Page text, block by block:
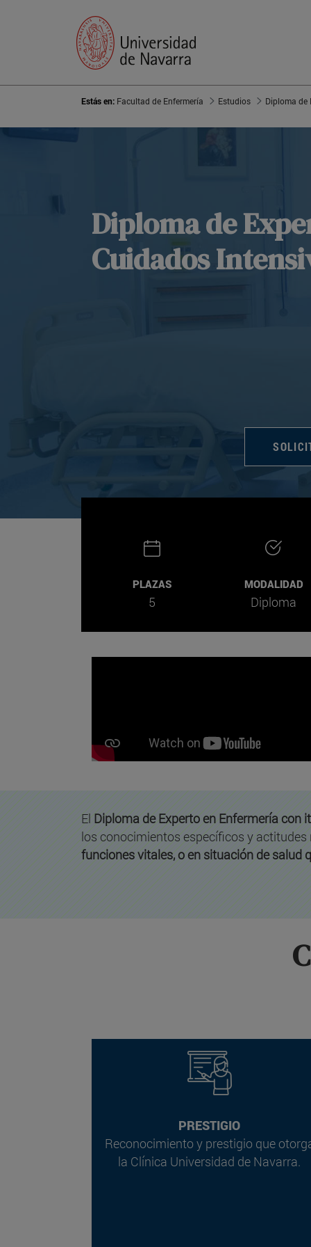
Estás en: Facultad de Enfermería Estudios Diploma de
Diploma de
Cuidados
PLAZAS
5
MODALIDAD
Diploma
El Diploma de Experto en Enfermería con
los conocimientos específicos y
funciones vitales, o en situación de salud
PRESTIGIO
Reconocimiento y prestigio que
la Clínica Universidad de Navarra.